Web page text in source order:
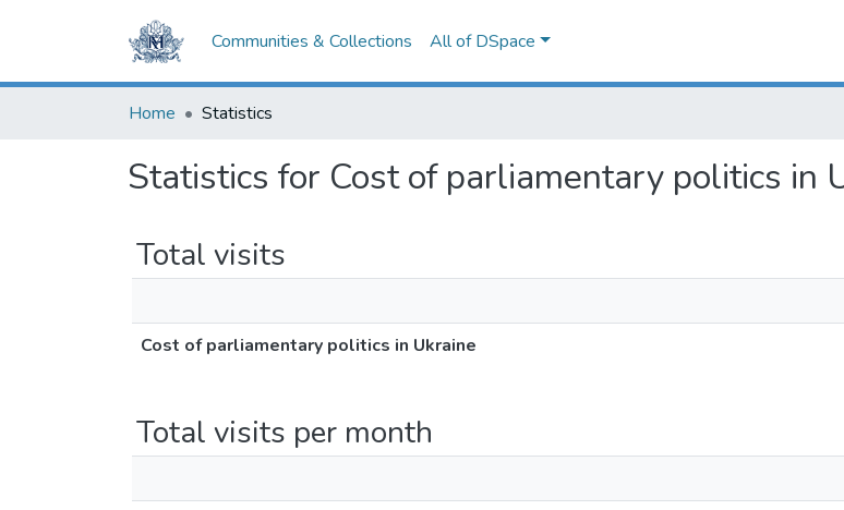
Communities & Collections All of DSpace
Home Statistics
Statistics for Cost of parliamentary politics in
Total visits
Cost of parliamentary politics in Ukraine
Total visits per month